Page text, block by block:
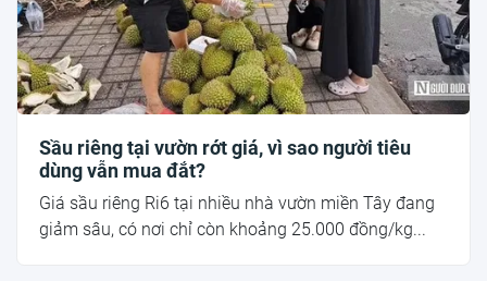
Sầu riêng tại vườn rớt giá, vì sao người tiêu
dùng vẫn mua đắt?
Giá sầu riêng Ri6 tại nhiều nhà vườn miền Tây đang
giảm sâu, có nơi chỉ còn khoảng 25.000 đồng/kg...